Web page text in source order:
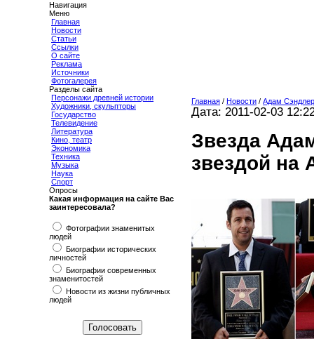
Навигация
Меню
Главная
Новости
Статьи
Ссылки
О сайте
Реклама
Источники
Фотогалерея
Разделы сайта
Персонажи древней истории
Художники, скульпторы
Государство
Телевидение
Литература
Кино, театр
Экономика
Техника
Музыка
Наука
Спорт
Опросы
Какая информация на сайте Вас
заинтересовала?
Фотографии знаменитых
людей
Биографии исторических
личностей
Биографии современных
знаменитостей
Новости из жизни публичных
людей
Главная / Новости / Адам
Дата: 2011-02-03
Звезда
звездой на